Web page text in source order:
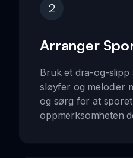
2
Arranger
Bruk et dra-og-slipp
sløyfer og melodier
og sørg for at
oppmerksomheten